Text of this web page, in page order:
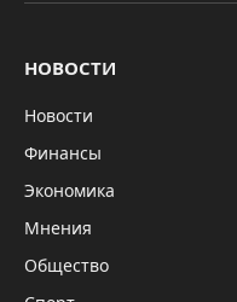
НОВОСТИ
Новости
Финансы
Экономика
Мнения
Общество